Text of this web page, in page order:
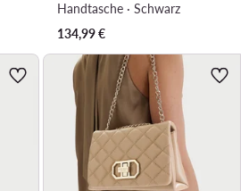
Handtasche · Schwarz
134,99€